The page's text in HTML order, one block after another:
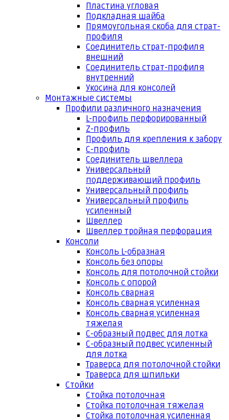
Пластина угловая
Подкладная шайба
Прямоугольная скоба для страт-
профиля
Соединитель страт-профиля
внешний
Соединитель страт-профиля
внутренний
Укосина для консолей
Монтажные системы
Профили различного назначения
L-профиль перфорированный
Z-профиль
Профиль для крепления к забору
С-профиль
Соединитель швеллера
Универсальный
поддерживающий профиль
Универсальный профиль
Универсальный профиль
усиленный
Швеллер
Швеллер тройная перфорация
Консоли
Консоль L-образная
Консоль без опоры
Консоль для потолочной стойки
Консоль с опорой
Консоль сварная
Консоль сварная усиленная
Консоль сварная усиленная
тяжелая
С-образный подвес для лотка
С-образный подвес усиленный
для лотка
Траверса для потолочной стойки
Траверса для шпильки
Стойки
Стойка потолочная
Стойка потолочная тяжелая
Стойка потолочная усиленная